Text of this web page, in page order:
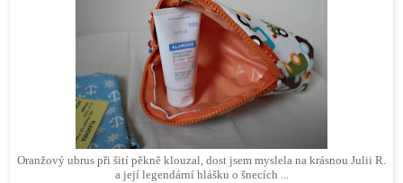
Oranžový ubrus při šití pěkně klouzal, dost jsem myslela na krásnou Julii R.
a její legendární hlášku o šnecích ...